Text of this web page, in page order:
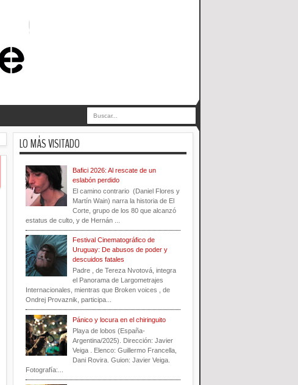
LO MÁS VISITADO
Bafici 2026: Al rescate de un
eslabón perdido
El camino contrario (Daniel Flores y
Martín Wain) narra la historia de El
Corte, grupo de los 80 que alcanzó
estatus de culto, y de Hernán ...
Festival Cinematográfico de
Uruguay: De abusos de poder y
descuidos fatales
Padre , de Tereza Nvotová, integra
el Panorama de Largometrajes
Internacionales, mientras que Broken voices , de
Ondrej Provaznik, participa...
Pánico y locura en el chiringuito
Playa de lobos (España-
Argentina/2025). Dirección: Javier
Veiga . Elenco: Guillermo Francella,
Dani Rovira. Guion: Javier Veiga.
Fotografía:...